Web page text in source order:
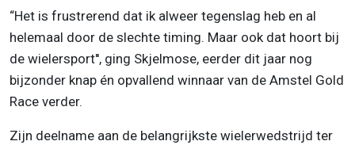
“Het is frustrerend dat ik alweer tegenslag heb en al
helemaal door de slechte timing. Maar ook dat hoort bij
de wielersport'', ging Skjelmose, eerder dit jaar nog
bijzonder knap én opvallend winnaar van de Amstel Gold
Race verder.
Zijn deelname aan de belangrijkste wielerwedstrijd ter